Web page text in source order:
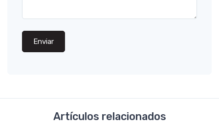
Enviar
Artículos relacionados